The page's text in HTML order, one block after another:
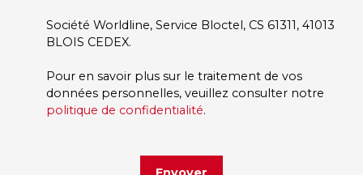
Société Worldline, Service Bloctel, CS 61311, 41013
BLOIS CEDEX.
Pour en savoir plus sur le traitement de vos
données personnelles, veuillez consulter notre
politique de confidentialité.